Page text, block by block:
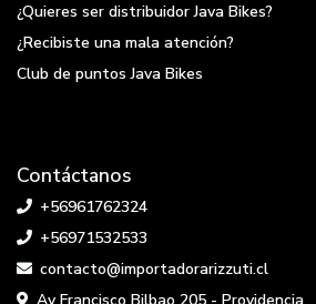
¿Quieres ser distribuidor Java Bikes?
¿Recibiste una mala atención?
Club de puntos Java Bikes
Contáctanos
+56961762324
+56971532533
contacto@importadorarizzuti.cl